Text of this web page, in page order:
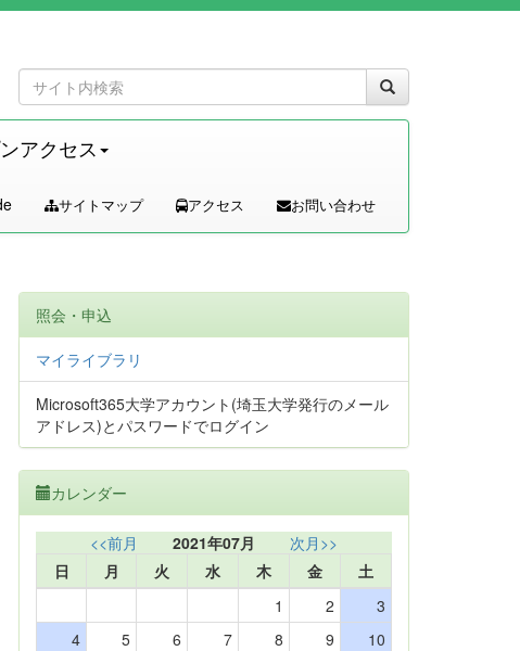
アクセス
サイトマップ アクセス お問い合わせ
照会・申込
マイライブラリ
Microsoft365大学アカウント(埼玉大学発行のメール
アドレス)とパスワードでログイン
カレンダー
<<前月 2021年07月
次月>>
日
月 火 水 木 金
土
1
2
3
4
5 6 7 8 9
10